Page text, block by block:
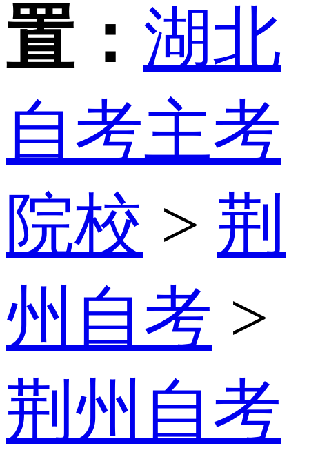
置： 湖北
自考主考
院校 > 荆
州自考 >
荆州自考